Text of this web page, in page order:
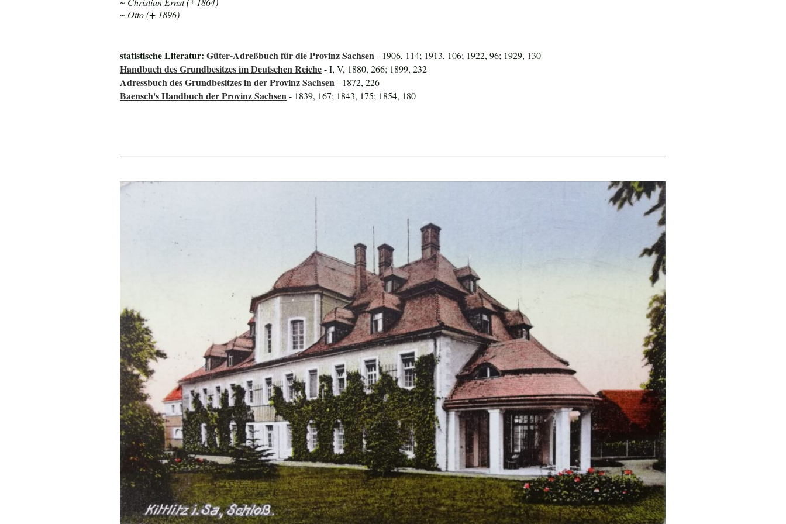
~ Otto (+ 1896)
statistische Literatur:Güter-Adreßbuch für die Provinz Sachsen- 1906, 114; 1913, 106; 1922, 96; 1929, 130
Handbuch des Grundbesitzes im Deutschen Reiche- I, V, 1880, 266; 1899, 232
Adressbuch des Grundbesitzes in der Provinz Sachsen- 1872, 226
Baensch's Handbuch der Provinz Sachsen- 1839, 167; 1843, 175; 1854, 180